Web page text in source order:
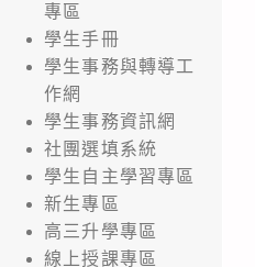
專區
學生手冊
學生事務與轉導工
作網
學生事務資訊網
社團選填系統
學生自主學習專區
新生專區
高三升學專區
線上授課專區